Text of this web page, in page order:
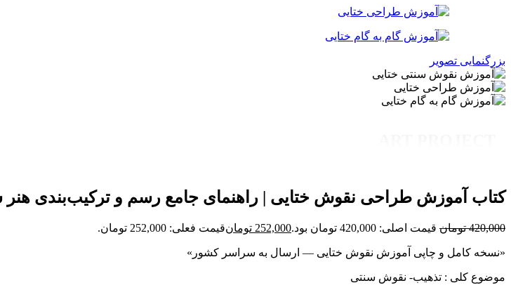
بزرگنمایی تصویر
کتاب آموزش طراحی نقوش ختایی | راهنمای جامع رسم و ترکیب‌بندی هنر
420,000 تومان قیمت اصلی: 420,000 تومان بود. 252,000 تومانقیمت فعلی: 252,000 تومان.
«نسخه کامل و چاپی آموزش نقوش ختایی — ارسال به سراسر کشور»
موضوع کلی : تذهیب- نقوش سنتی